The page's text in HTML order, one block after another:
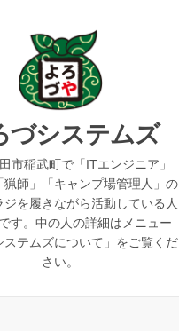
づシステムズ
市稲武町で「ITエンジニア」
猟師」「キャンプ場管理人」の
ジを履きながら活動している人
す。中の人の詳細はメニュー
ステムズについて」をご覧くだ
さい。